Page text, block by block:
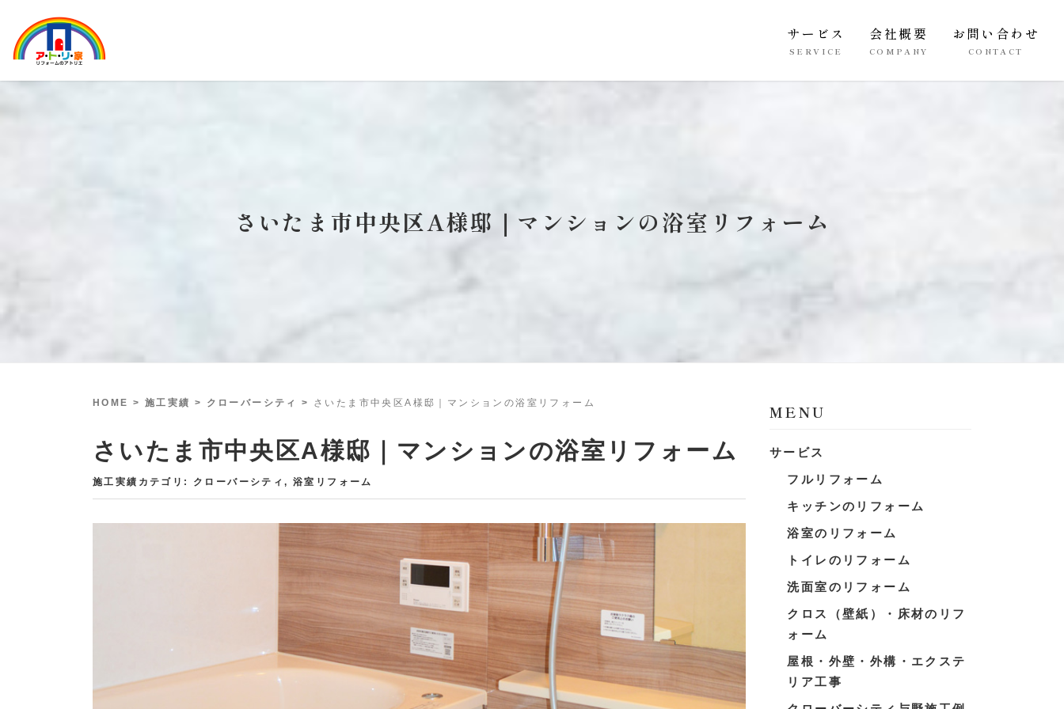
サービス
SERVICE
会社概要
COMPANY
お問い合わせ
CONTACT
さいたま市中央区A様邸｜マンションの浴室リフォーム
HOME > 施工実績 > クローバーシティ > さいたま市中央区A様邸｜マンションの浴室リフォーム
さいたま市中央区A様邸｜マンションの浴室リフォーム
施工実績カテゴリ: クローバーシティ,浴室リフォーム
MENU
サービス
フルリフォーム
キッチンのリフォーム
浴室のリフォーム
トイレのリフォーム
洗面室のリフォーム
クロス（壁紙）・床材のリフ
ォーム
屋根・外壁・外構・エクステ
リア工事